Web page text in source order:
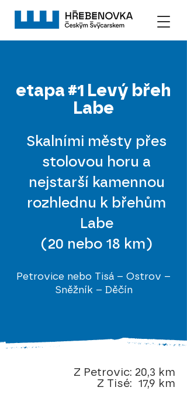
etapa #1 Levý břeh
Labe
Skalními městy přes
stolovou horu a
nejstarší kamennou
rozhlednu k břehům
Labe
(20 nebo 18 km)
Petrovice nebo Tisá – Ostrov –
Sněžník – Děčín
Z Petrovic: 20,3 km
Z Tisé: 17,9 km